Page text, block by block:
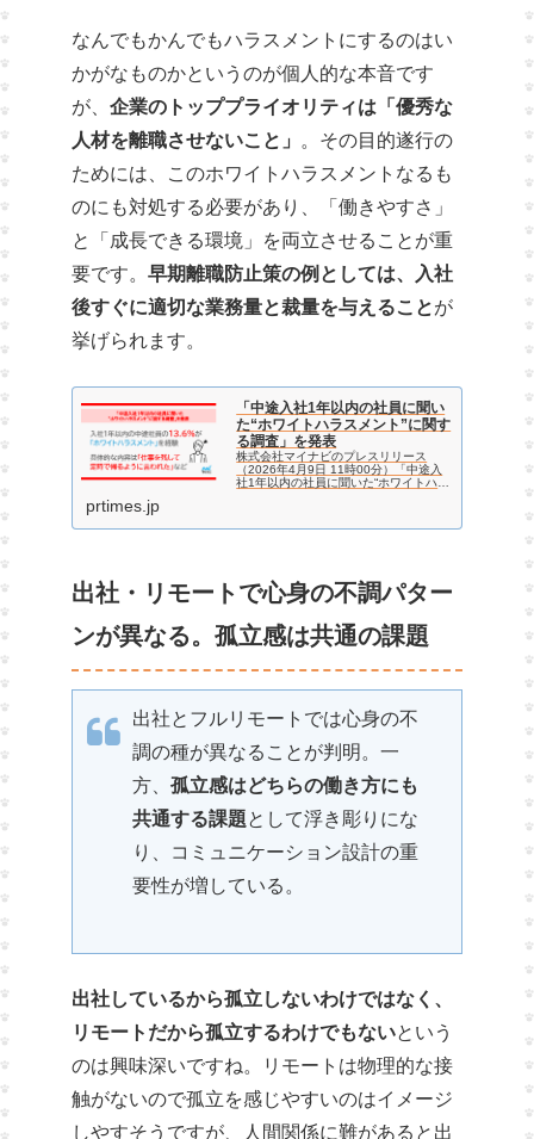
なんでもかんでもハラスメントにするのはい
かがなものかというのが個人的な本音です
が、 企業のトッププライオリティは「優秀な
人材を離職させないこと」
。その目的遂行の
ためには、このホワイトハラスメントなるも
のにも対処する必要があり、「働きやすさ」
と「成長できる環境」を両立させることが重
要です。 早期離職防止策の例としては、入社
後すぐに適切な業務量と裁量を与えることが
挙げられます。
「中途入社1年以内の社員に聞い
た“ホワイトハラスメント”に関す
る調査」を発表
株式会社マイナビのプレスリリース
（2026年4月9日 11時00分）「中途入
社1年以内の社員に聞いた“ホワイトハラ
prtimes.jp
出社・リモートで心身の不調パター
ンが異なる。孤立感は共通の課題
出社とフルリモートでは心身の不
調の種が異なることが判明。一
方、 孤立感はどちらの働き方にも
共通する課題として浮き彫りにな
り、コミュニケーション設計の重
要性が増している。
出社しているから孤立しないわけではなく、
リモートだから孤立するわけでもないという
のは興味深いですね。リモートは物理的な接
触がないので孤立を感じやすいのはイメージ
しやすそうですが、人間関係に難があると出